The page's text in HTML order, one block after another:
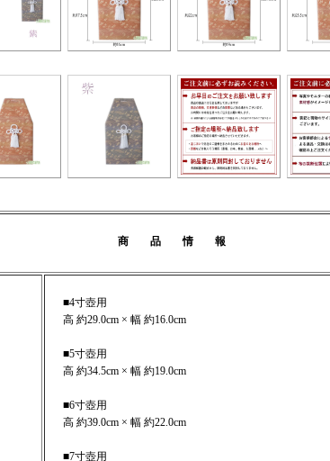
商 品 情 報
■4寸壺用
高 約29.0cm × 幅 約16.0cm
■5寸壺用
高 約34.5cm × 幅 約19.0cm
■6寸壺用
高 約39.0cm × 幅 約22.0cm
■7寸壺用